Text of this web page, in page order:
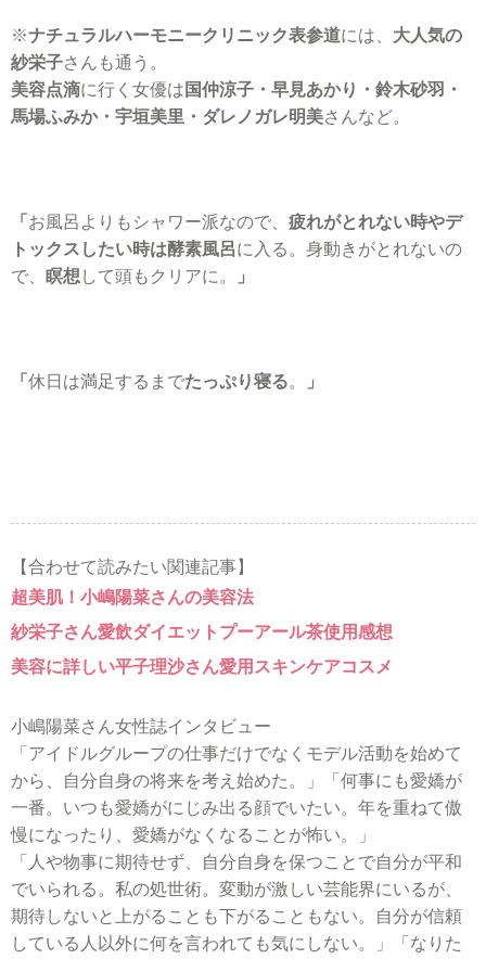
※ナチュラルハーモニークリニック表参道には、 大人気の
紗栄子さんも通う。
美容点滴に行く女優は 国仲涼子・早見あかり・鈴木砂羽・
馬場ふみか・宇垣美里・ダレノガレ明美さんなど。
「 お風呂よりもシャワー派なので、 疲れがとれない時やデ
トックスしたい時は酵素風呂に入る。身動きがとれないの
で、 瞑想 して頭もクリアに。 」
「 休日は満足するまでたっぷり寝る。 」
【合わせて読みたい関連記事】
超美肌！小嶋陽菜さんの美容法
紗栄子さん愛飲ダイエットプーアール茶使用感想
美容に詳しい平子理沙さん愛用スキンケアコスメ
小嶋陽菜さん女性誌インタビュー
「アイドルグループの仕事だけでなくモデル活動を始めて
から、自分自身の将来を考え始めた。」「何事にも愛嬌が
一番。いつも愛嬌がにじみ出る顔でいたい。年を重ねて傲
慢になったり、愛嬌がなくなることが怖い。」
「人や物事に期待せず、自分自身を保つことで自分が平和
でいられる。私の処世術。変動が激しい芸能界にいるが、
期待しないと上がることも下がることもない。自分が信頼
している人以外に何を言われても気にしない。」「なりた